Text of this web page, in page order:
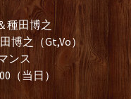
種田博之
博之（Gt,Vo）
ンス
（当日）